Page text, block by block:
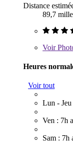
Distance
89,7
Voir
Heures
Voir tout
Lun -
Ven : 7h
Sam : 7h